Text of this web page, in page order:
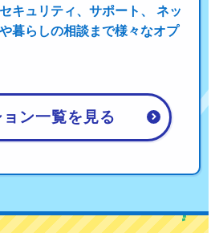
キュリティ、サポート、 ネッ
暮らしの相談まで様々なオプ
ン一覧を見る